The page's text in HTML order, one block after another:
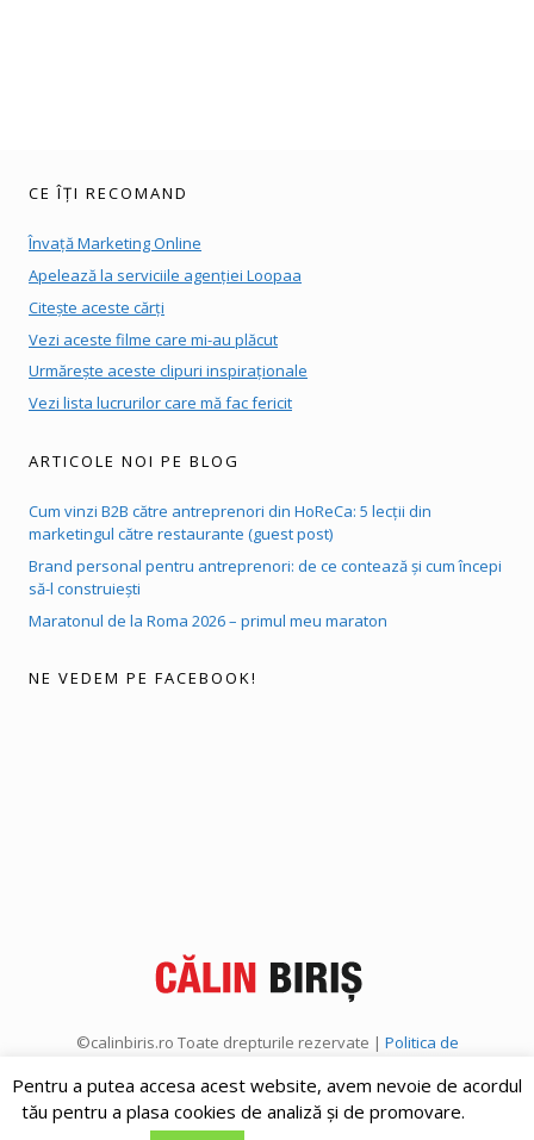
CE ÎȚI RECOMAND
Învață Marketing Online
Apelează la serviciile agenției Loopaa
Citește aceste cărți
Vezi aceste filme care mi-au plăcut
Urmărește aceste clipuri inspiraționale
Vezi lista lucrurilor care mă fac fericit
ARTICOLE NOI PE BLOG
Cum vinzi B2B către antreprenori din HoReCa: 5 lecții din
marketingul către restaurante (guest post)
Brand personal pentru antreprenori: de ce contează și cum începi
să-l construiești
Maratonul de la Roma 2026 – primul meu maraton
NE VEDEM PE FACEBOOK!
©calinbiris.ro Toate drepturile rezervate | Politica de
Pentru a putea accesa acest website, avem nevoie de acordul
tău pentru a plasa cookies de analiză și de promovare.